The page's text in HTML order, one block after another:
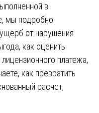
в
мы подробно
от нарушения
как оценить
платежа,
как превратить
расчет,